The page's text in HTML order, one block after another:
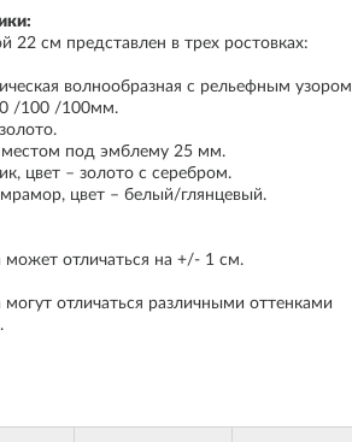
22 см представлен в трех ростовках:
волнообразная с рельефным узором
/100 /100мм.
местом под эмблему 25 мм.
цвет – золото с серебром.
мрамор, цвет – белый/глянцевый.
может отличаться на +/- 1 см.
могут отличаться различными оттенками